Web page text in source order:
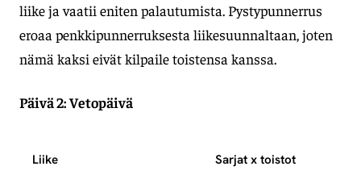
liike ja vaatii eniten palautumista. Pystypunnerrus
eroaa penkkipunnerruksesta liikesuunnaltaan, joten
nämä kaksi eivät kilpaile toistensa kanssa.
Päivä 2: Vetopäivä
Liike Sarjat x toistot